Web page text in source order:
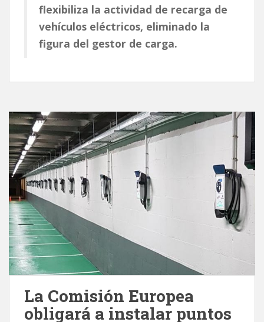
flexibiliza la actividad de recarga de
vehículos eléctricos, eliminado la
figura del gestor de carga.
La Comisión Europea
obligará a instalar puntos